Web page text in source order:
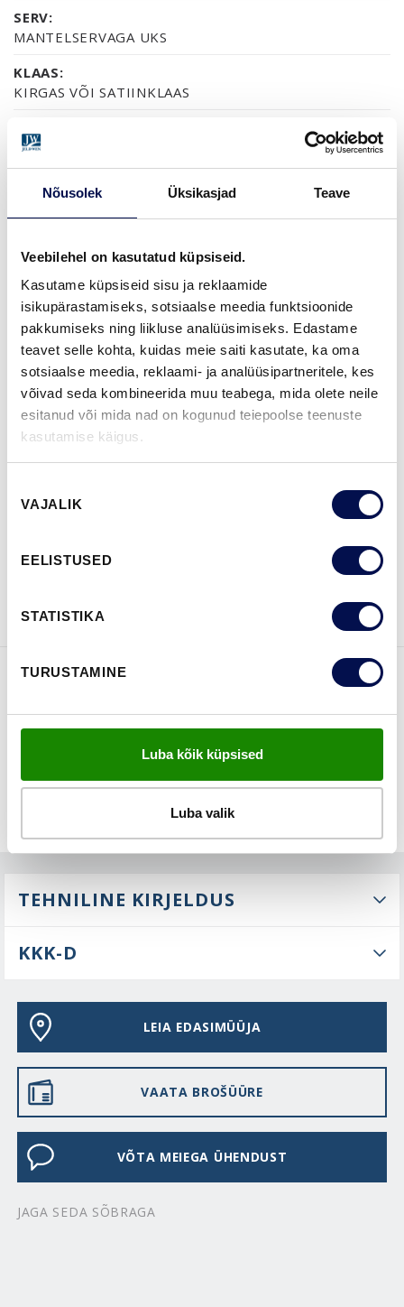
Nõusolek Üksikasjad Teave
Veebilehel on kasutatud küpsiseid.
Kasutame küpsiseid sisu ja reklaamide
isikupärastamiseks, sotsiaalse meedia funktsioonide
pakkumiseks ning liikluse analüüsimiseks. Edastame
teavet selle kohta, kuidas meie saiti kasutate, ka oma
sotsiaalse meedia, reklaami- ja analüüsipartneritele, kes
võivad seda kombineerida muu teabega, mida olete neile
esitanud või mida nad on kogunud teiepoolse teenuste
kasutamise käigus.
valik
VAJALIK
EELISTUSED
STATISTIKA
TURUSTAMINE
Luba kõik küpsised
Luba valik
SERV:
MANTELSERVAGA UKS
KLAAS:
KIRGAS VÕI SATIINKLAAS
FSC MIX 70%
2-AASTANE TOOTEGARANTII
VIIMISTLUS (3)
VIIMISTLUSVALMIS
LAKITUDVALGE LAKK
MÕÕDUD
VAATA
Võta meiega
TEHNILINE KIRJELDUS
KKK-D
LEIA EDASIMÜÜJA
VAATA BROŠÜÜRE
VÕTA MEIEGA ÜHENDUST
JAGA SEDA SÕBRAGA